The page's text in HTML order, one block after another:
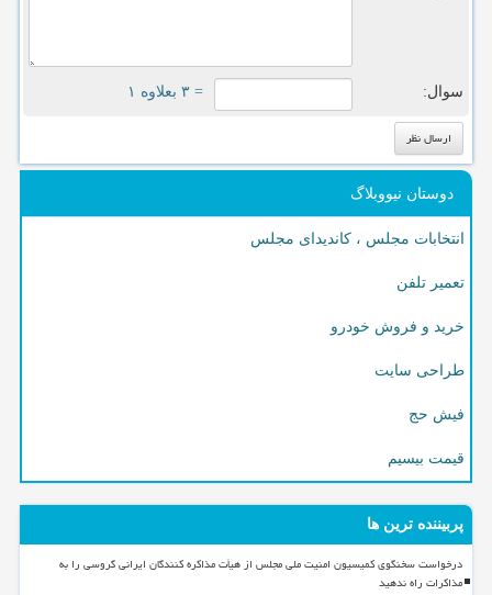
سوال: = ۳ بعلاوه ۱
دوستان نیووبلاگ
انتخابات مجلس ، کاندیدای مجلس
تعمیر تلفن
خرید و فروش خودرو
طراحی سایت
فیش حج
قیمت بیسیم
پربیننده ترین ها
درخواست سخنگوی کمیسیون امنیت ملی مجلس از هیأت مذاکره کنندگان ایرانی گروسی را به
مذاکرات راه ندهید